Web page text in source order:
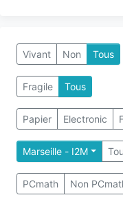
Vivant Non Tous
Fragile Tous
Papier Electronic
Marseille - I2M
PCmath Non